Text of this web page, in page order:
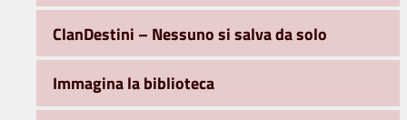
ClanDestini – Nessuno si salva da solo
Immagina la biblioteca